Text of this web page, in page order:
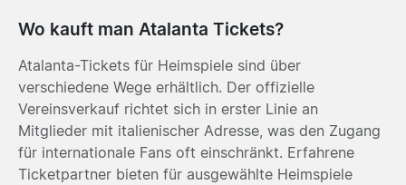
Wo kauft man Atalanta Tickets?
Atalanta-Tickets für Heimspiele sind über
verschiedene Wege erhältlich. Der offizielle
Vereinsverkauf richtet sich in erster Linie an
Mitglieder mit italienischer Adresse, was den Zugang
für internationale Fans oft einschränkt. Erfahrene
Ticketpartner bieten für ausgewählte Heimspiele